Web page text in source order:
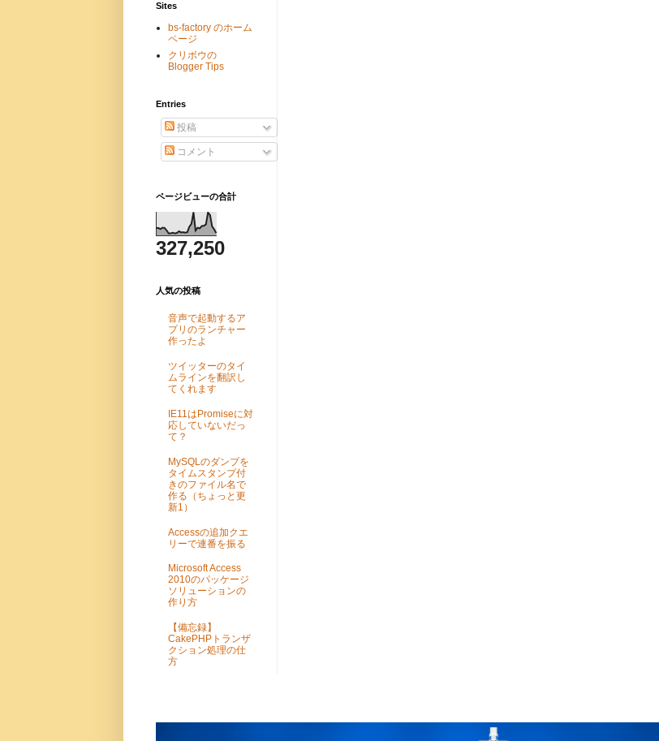
Sites
bs-factory のホーム
ページ
クリボウの
Blogger Tips
Entries
投稿
コメント
ページビューの合計
327,250
人気の投稿
音声で起動するア
プリのランチャー
作ったよ
ツイッターのタイ
ムラインを翻訳し
てくれます
IE11はPromiseに対
応していないだっ
て？
MySQLのダンプを
タイムスタンプ付
きのファイル名で
作る（ちょっと更
新1）
Accessの追加クエ
リーで連番を振る
Microsoft Access
2010のパッケージ
ソリューションの
作り方
【備忘録】
CakePHPトランザ
クション処理の仕
方